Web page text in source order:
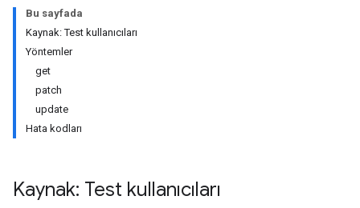
Bu sayfada
Kaynak: Test kullanıcıları
Yöntemler
get
patch
update
Hata kodları
Kaynak: Test kullanıcıları